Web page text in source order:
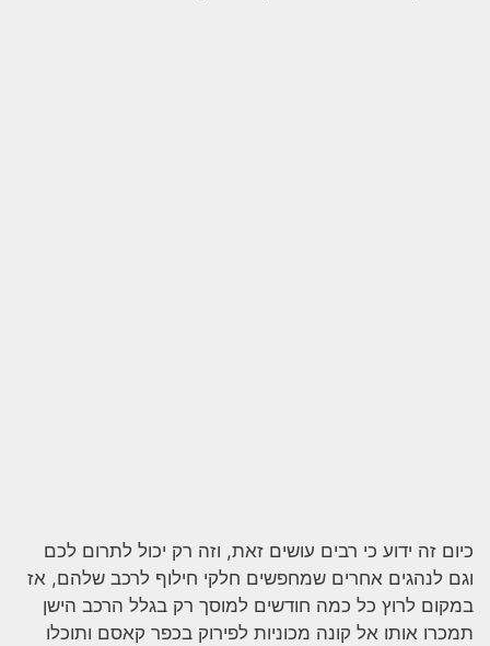
כיום זה ידוע כי רבים עושים זאת, וזה רק יכול לתרום לכם
וגם לנהגים אחרים שמחפשים חלקי חילוף לרכב שלהם, אז
במקום לרוץ כל כמה חודשים למוסך רק בגלל הרכב הישן
תמכרו אותו אל קונה מכוניות לפירוק בכפר קאסם ותוכלו